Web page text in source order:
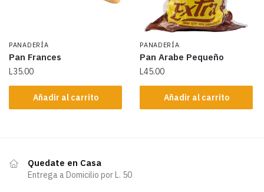
PANADERÍA
Pan Frances
L35.00
Añadir al carrito
PANADERÍA
Pan Arabe Pequeño
L45.00
Añadir al carrito
Quedate en Casa
Entrega a Domicilio por L. 50